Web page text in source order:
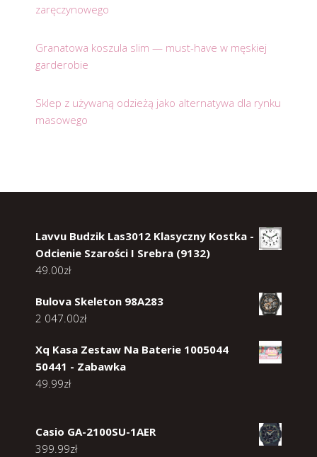
zaręczynowego
Granatowa koszula slim — must-have w męskiej
garderobie
Sklep z używaną odzieżą jako alternatywa dla rynku
masowego
Lavvu Budzik Las3012 Klasyczny Kostka -
Odcienie Szarości I Srebra (9132)
49.00zł
Bulova Skeleton 98A283
2 047.00zł
Xq Kasa Zestaw Na Baterie 1005044
50441 - Zabawka
49.99zł
Casio GA-2100SU-1AER
399.99zł